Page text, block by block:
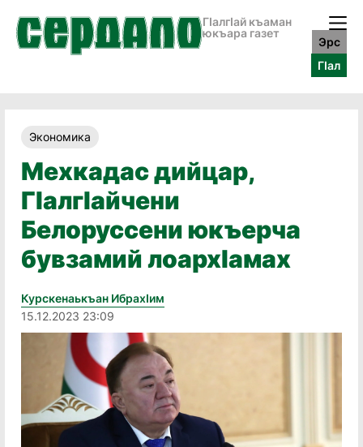
ГӀалгӀай къаман
юкъара газет
Эрс
ГӀал
Экономика
Мехкадас дийцар,
ГIалгIайчени
Белоруссени юкъерча
бувзамий лоархIамах
Курскенаькъан Ибрахӏим
15.12.2023 23:09